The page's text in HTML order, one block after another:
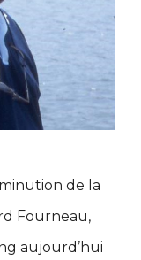
de la
Fourneau,
aujourd’hui